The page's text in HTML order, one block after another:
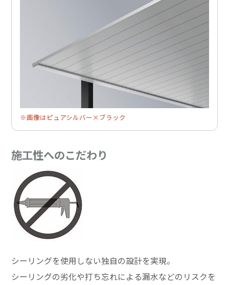
※画像はピュアシルバー×ブラック
施工性へのこだわり
シーリングを使用しない独自の設計を実現。
シーリングの劣化や打ち忘れによる漏水などのリスクを